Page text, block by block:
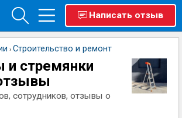
Написать отзыв
› Строительство и ремонт
и стремянки
сотрудников, отзывы о